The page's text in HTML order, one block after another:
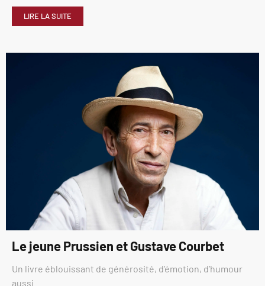
LIRE LA SUITE
Le jeune Prussien et Gustave Courbet
Un livre éblouissant de générosité, d’émotion, d’humour
aussi.